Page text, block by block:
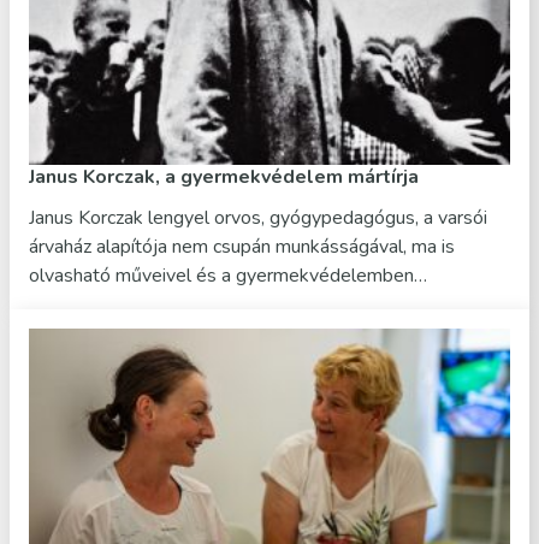
Janus Korczak, a gyermekvédelem mártírja
Janus Korczak lengyel orvos, gyógypedagógus, a varsói
árvaház alapítója nem csupán munkásságával, ma is
olvasható műveivel és a gyermekvédelemben…